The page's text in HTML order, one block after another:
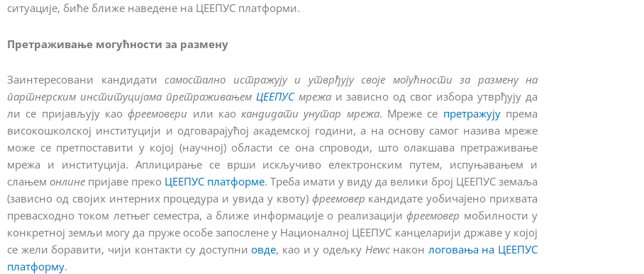
ситуације, биће ближе наведене на ЦЕЕПУС платформи.
Претраживање могућности за размену
Заинтересовани кандидати самостално истражују и утврђују своје могућности за размену на
партнерским институцијама претраживањем ЦЕЕПУСмрежаи зависно од свог избора утврђују да
ли се пријављују каофреемовери или каокандидати унутар мрежа. Мреже се претражујупрема
високошколској институцији и одговарајућој академској години, а на основу самог назива мреже
може се претпоставити у којој (научној) области се она спроводи, што олакшава претраживање
мрежа и институција. Аплицирање се врши искључиво електронским путем, испуњавањем и
слањем онлине пријаве преко ЦЕЕПУС платформе. Треба имати у виду да велики број ЦЕЕПУС земаља
(зависно од својих интерних процедура и увида у квоту) фреемовер кандидате уобичајено прихвата
превасходно током летњег семестра, а ближе информације о реализацијифреемовер мобилности у
конкретној земљи могу да пруже особе запослене у Националној ЦЕЕПУС канцеларији државе у којој
се жели боравити, чији контакти су доступниовде, као и у одељку Неwснакон логовања на ЦЕЕПУС
платформу.